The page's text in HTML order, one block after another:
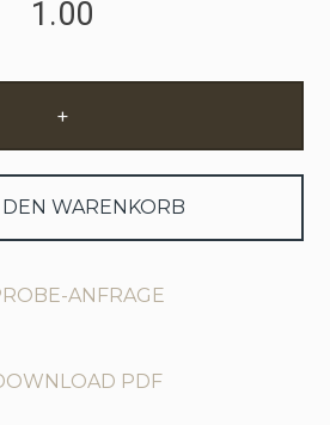
+
WARENKORB
ANFRAGE
PDF